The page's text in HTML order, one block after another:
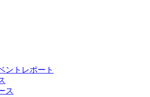
ントレポート
ス